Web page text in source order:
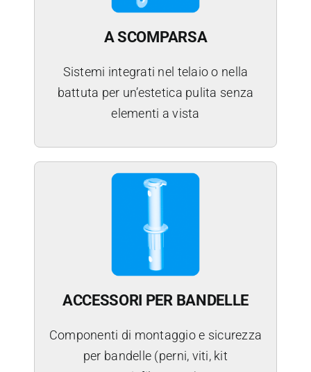
A SCOMPARSA
Sistemi integrati nel telaio o nella
battuta per un’estetica pulita senza
elementi a vista
ACCESSORI PER BANDELLE
Componenti di montaggio e sicurezza
per bandelle (perni, viti, kit